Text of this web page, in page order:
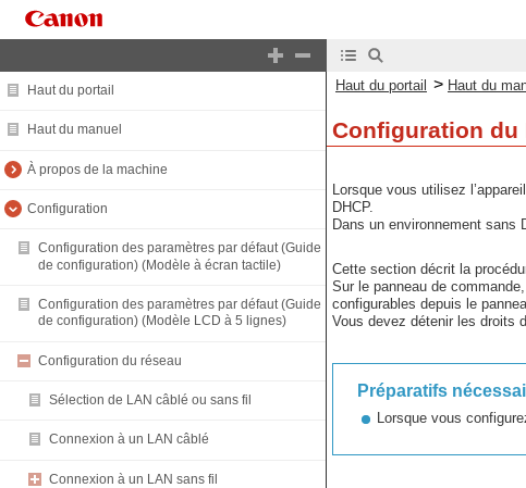
Haut du portail
Haut du manuel
À propos de la machine
Configuration
Configuration des paramètres par défaut (Guide
de configuration) (Modèle à écran tactile)
Configuration des paramètres par défaut (Guide
de configuration) (Modèle LCD à 5 lignes)
Configuration du réseau
Sélection de LAN câblé ou sans fil
Connexion à un LAN câblé
Connexion à un LAN sans fil
Haut du portail > Haut du
Configuration du
Lorsque vous utilisez
DHCP.
Dans un environnement sans
Cette section décrit la
Sur le panneau de
configurables depuis le
Vous devez détenir les droits
Préparatifs
Lorsque vous